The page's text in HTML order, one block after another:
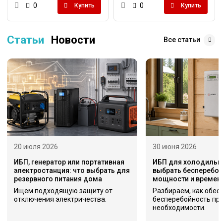
0 Купить 0 Купить
Статьи Новости Все статьи
20 июля 2026
ИБП, генератор или портативная
электростанция: что выбрать для
резервного питания дома
Ищем подходящую защиту от
отключения электричества.
30 июня 2026
ИБП для
выбрать
мощности и
Разбираем, как
бесперебойность
необходимости.